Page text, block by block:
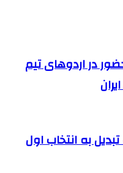
در اردوهای تیم
به انتخاب اول